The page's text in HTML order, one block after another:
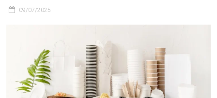
09/07/2025